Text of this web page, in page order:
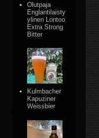
Olutpaja
Englantilaisty
ylinen Lontoo
Extra Strong
Bitter
Kulmbacher
Kapuziner
Weissbier